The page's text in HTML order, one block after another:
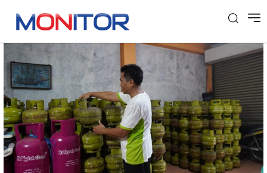
Tag: Dirjen Migas